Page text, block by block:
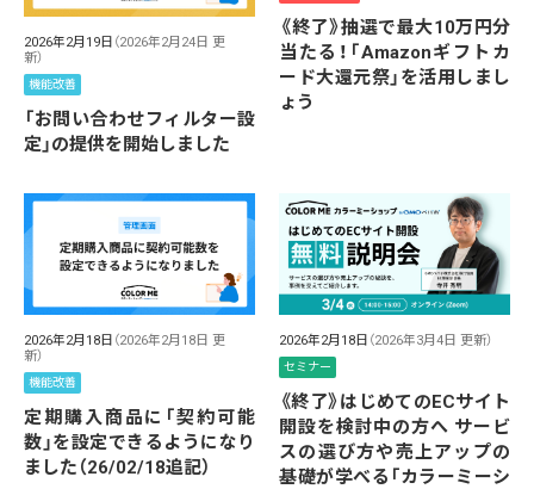
2026年2月19日 （2026年2月24日 更
新）
機能改善
「お問い合わせフィルター設
定」の提供を開始しました
《終了》抽選で最大10万円分
当たる！「Amazonギフトカ
ード大還元祭」を活用しまし
ょう
2026年2月18日 （2026年2月18日 更
新）
機能改善
定期購入商品に「契約可能
数」を設定できるようになり
ました（26/02/18追記）
2026年2月18日 （2026年3月4日 更新）
セミナー
《終了》はじめてのECサイト
開設を検討中の方へ サービ
スの選び方や売上アップの
基礎が学べる「カラーミーシ